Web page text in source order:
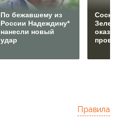
По бежавшему из
России Надеждину*
нанесли новый
удар
Правила